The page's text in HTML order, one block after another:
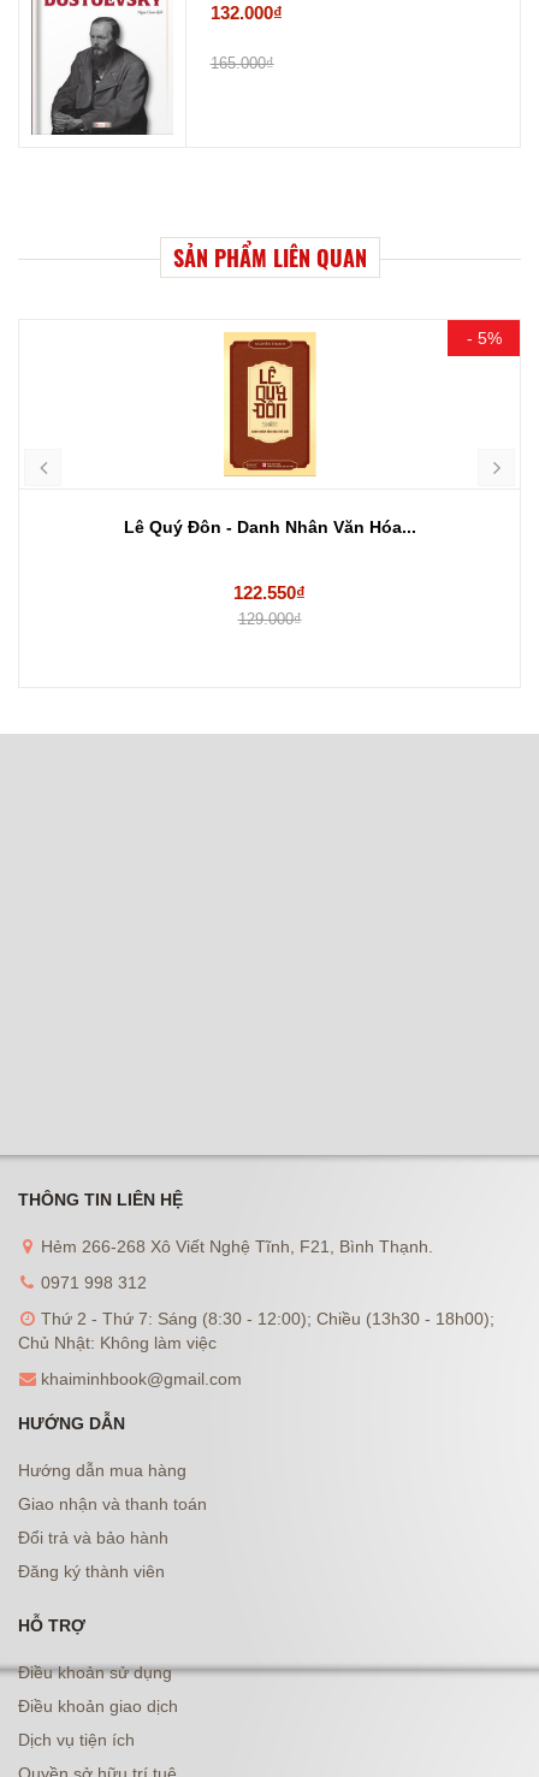
132.000₫
165.000₫
SẢN PHẨM LIÊN QUAN
- 5%
Lê Quý Đôn - Danh Nhân Văn Hóa...
122.550₫
129.000₫
THÔNG TIN LIÊN HỆ
Hẻm 266-268 Xô Viết Nghệ Tĩnh, F21, Bình Thạnh.
0971 998 312
Thứ 2 - Thứ 7: Sáng (8:30 - 12:00); Chiều (13h30 - 18h00);
Chủ Nhật: Không làm việc
khaiminhbook@gmail.com
HƯỚNG DẪN
Hướng dẫn mua hàng
Giao nhận và thanh toán
Đổi trả và bảo hành
Đăng ký thành viên
HỖ TRỢ
Điều khoản sử dụng
Điều khoản giao dịch
Dịch vụ tiện ích